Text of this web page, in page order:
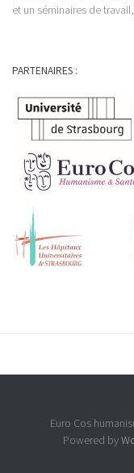
et un séminaires de
PARTENAIRES :
Euro Cos
Powered by